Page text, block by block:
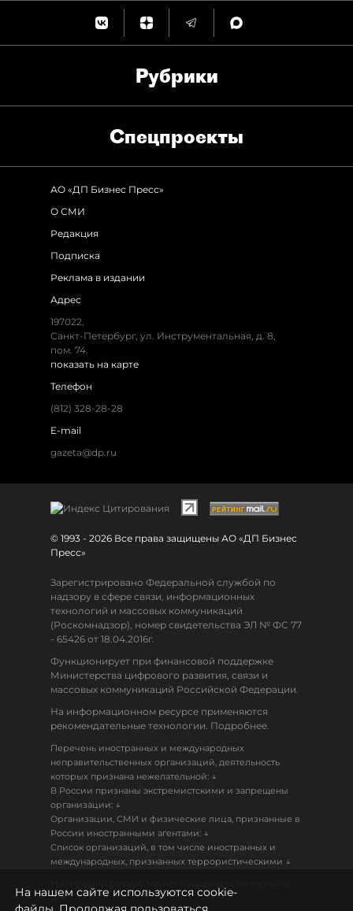
Рубрики
Спец­проекты
АО «ДП Бизнес Пресс»
О СМИ
Редакция
Подписка
Реклама в издании
Адрес
197022,
Санкт-Петербург, ул. Инструментальная, д. 8,
пом. 74.
показать на карте
Телефон
(812) 328-28-28
E-mail
gazeta@dp.ru
© 1993 - 2026 Все права защищены АО «ДП Бизнес
Пресс»
Зарегистрировано Федеральной службой по
надзору в сфере связи, информационных
технологий и массовых коммуникаций
(Роскомнадзор), номер свидетельства ЭЛ № ФС 77
- 65426 от 18.04.2016г.
Функционирует при финансовой поддержке
Министерства цифрового развития, связи и
массовых коммуникаций Российской Федерации.
На информационном ресурсе применяются
рекомендательные технологии. Подробнее.
Перечень иностранных и международных
неправительственных организаций, деятельность
которых признана нежелательной: ↓
В России признаны экстремистскими и запрещены
организации: ↓
Организации, СМИ и физические лица, признанные в
России иностранными агентами: ↓
Список организаций, в том числе иностранных и
международных, признанных террористическими ↓
18+
На нашем сайте используются cookie-